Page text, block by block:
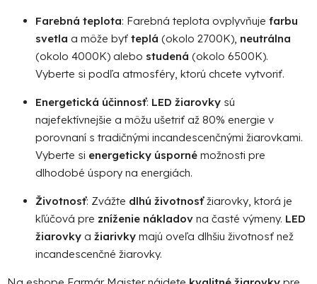
Farebná teplota: Farebná teplota ovplyvňuje farbu
svetla a môže byť teplá (okolo 2700K), neutrálna
(okolo 4000K) alebo studená (okolo 6500K).
Vyberte si podľa atmosféry, ktorú chcete vytvoriť.
Energetická účinnosť: LED žiarovky sú
najefektívnejšie a môžu ušetriť až 80% energie v
porovnaní s tradičnými incandescenčnými žiarovkami.
Vyberte si energeticky úsporné možnosti pre
dlhodobé úspory na energiách.
Životnosť: Zvážte dlhú životnosťžiarovky, ktorá je
kľúčová pre zníženie nákladov na časté výmeny. LED
žiarovky a žiarivky majú oveľa dlhšiu životnosť než
incandescenčné žiarovky.